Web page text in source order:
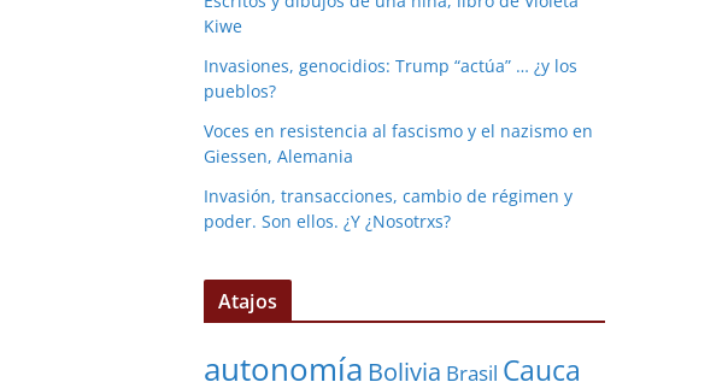
Kiwe
Invasiones, genocidios: Trump “actúa” … ¿y los
pueblos?
Voces en resistencia al fascismo y el nazismo en
Giessen, Alemania
Invasión, transacciones, cambio de régimen y
poder. Son ellos. ¿Y ¿Nosotrxs?
Atajos
autonomía Bolivia Brasil Cauca